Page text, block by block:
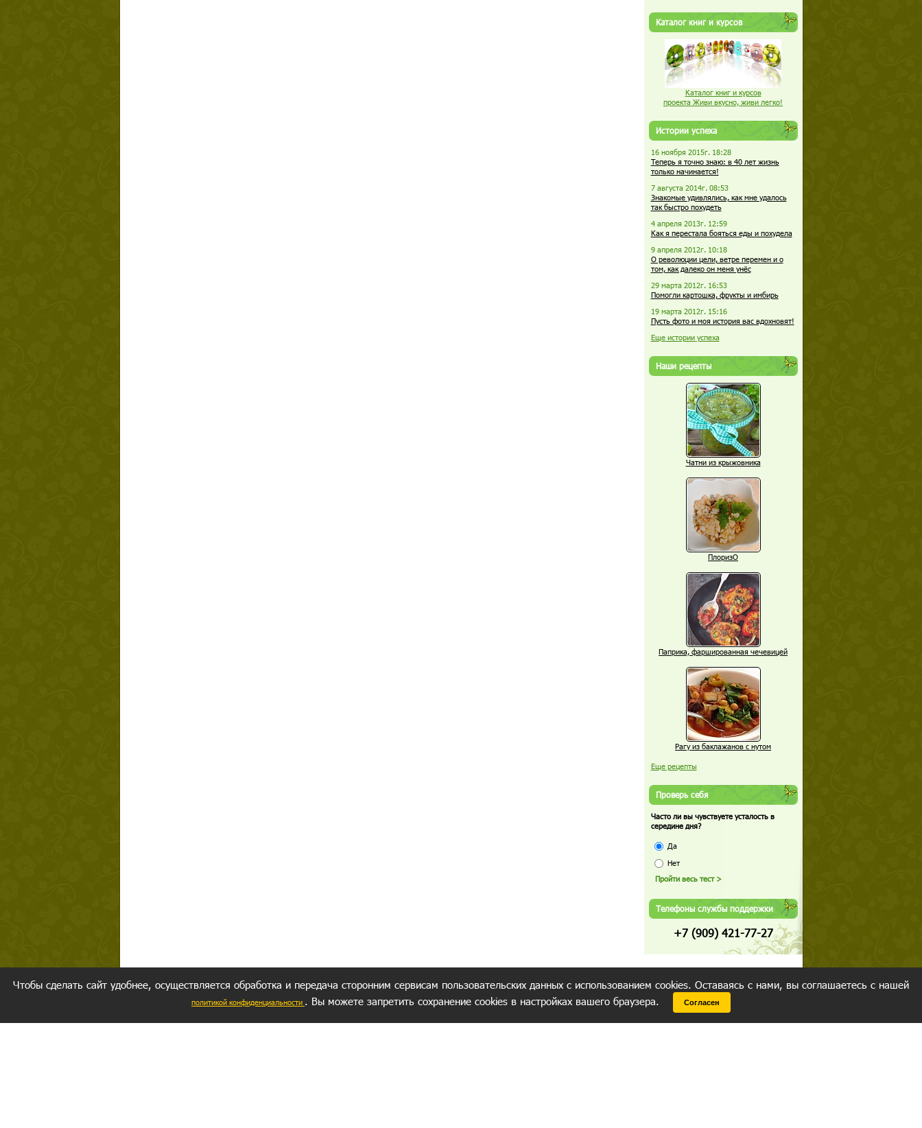
Каталог книг и курсов
Каталог книг и курсов
проекта Живи вкусно, живи легко!
Истории успеха
16 ноября 2015г. 18:28
Теперь я точно знаю: в 40 лет жизнь
только начинается!
7 августа 2014г. 08:53
Знакомые удивлялись, как мне удалось
так быстро похудеть
4 апреля 2013г. 12:59
Как я перестала бояться еды и похудела
9 апреля 2012г. 10:18
О революции цели, ветре перемен и о
том, как далеко он меня унёс
29 марта 2012г. 16:53
Помогли картошка, фрукты и имбирь
19 марта 2012г. 15:16
Пусть фото и моя история вас вдохновят!
Еще истории успеха
Наши рецепты
Чатни из крыжовника
ПлоризО
Паприка, фаршированная чечевицей
Рагу из баклажанов с нутом
Еще рецепты
Проверь себя
Часто ли вы чувствуете усталость в
середине дня?
Да
Нет
Телефоны службы поддержки
+7 (909) 421-77-27
Чтобы сделать сайт удобнее, осуществляется обработка и передача сторонним сервисам пользовательских данных с использованием cookies. Оставаясь с нами, вы соглашаетесь с нашей
политикой конфиденциальности . Вы можете запретить сохранение cookies в настройках вашего браузера. Согласен